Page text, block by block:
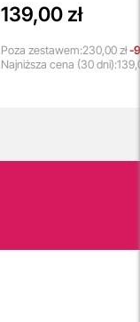
139,00 zł
Poza zestawem:230,00 zł -
Najniższa cena (30 dni):